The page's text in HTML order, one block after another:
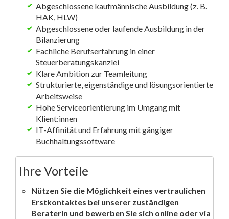
Abgeschlossene kaufmännische Ausbildung (z. B.
HAK, HLW)
Abgeschlossene oder laufende Ausbildung in der
Bilanzierung
Fachliche Berufserfahrung in einer
Steuerberatungskanzlei
Klare Ambition zur Teamleitung
Strukturierte, eigenständige und lösungsorientierte
Arbeitsweise
Hohe Serviceorientierung im Umgang mit
Klient:innen
IT-Affinität und Erfahrung mit gängiger
Buchhaltungssoftware
Ihre Vorteile
Nützen Sie die Möglichkeit eines vertraulichen
Erstkontaktes bei unserer zuständigen
Beraterin und bewerben Sie sich online oder via